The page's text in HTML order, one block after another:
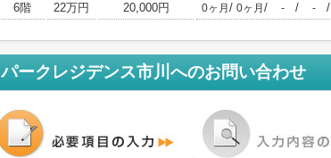
6階 22万円 20,000円 0ヶ月 / 0ヶ月 / - / - /
パークレジデンス市川 へのお問い合わせ